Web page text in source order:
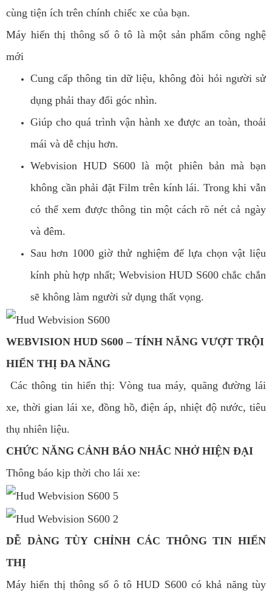
cùng tiện ích trên chính chiếc xe của bạn.
Máy hiển thị thông số ô tô là một sản phẩm công nghệ
mới
Cung cấp thông tin dữ liệu, không đòi hỏi người sử
dụng phải thay đổi góc nhìn.
Giúp cho quá trình vận hành xe được an toàn, thoải
mái và dễ chịu hơn.
Webvision HUD S600 là một phiên bản mà bạn
không cần phải đặt Film trên kính lái. Trong khi vẫn
có thể xem được thông tin một cách rõ nét cả ngày
và đêm.
Sau hơn 1000 giờ thử nghiệm để lựa chọn vật liệu
kính phù hợp nhất; Webvision HUD S600 chắc chắn
sẽ không làm người sử dụng thất vọng.
WEBVISION HUD S600 – TÍNH NĂNG VƯỢT TRỘI
HIỂN THỊ ĐA NĂNG
Các thông tin hiển thị: Vòng tua máy, quãng đường lái
xe, thời gian lái xe, đồng hồ, điện áp, nhiệt độ nước, tiêu
thụ nhiên liệu.
CHỨC NĂNG CẢNH BÁO NHẮC NHỞ HIỆN ĐẠI
Thông báo kịp thời cho lái xe:
DỄ DÀNG TÙY CHỈNH CÁC THÔNG TIN HIỂN
THỊ
Máy hiển thị thông số ô tô HUD S600 có khả năng tùy